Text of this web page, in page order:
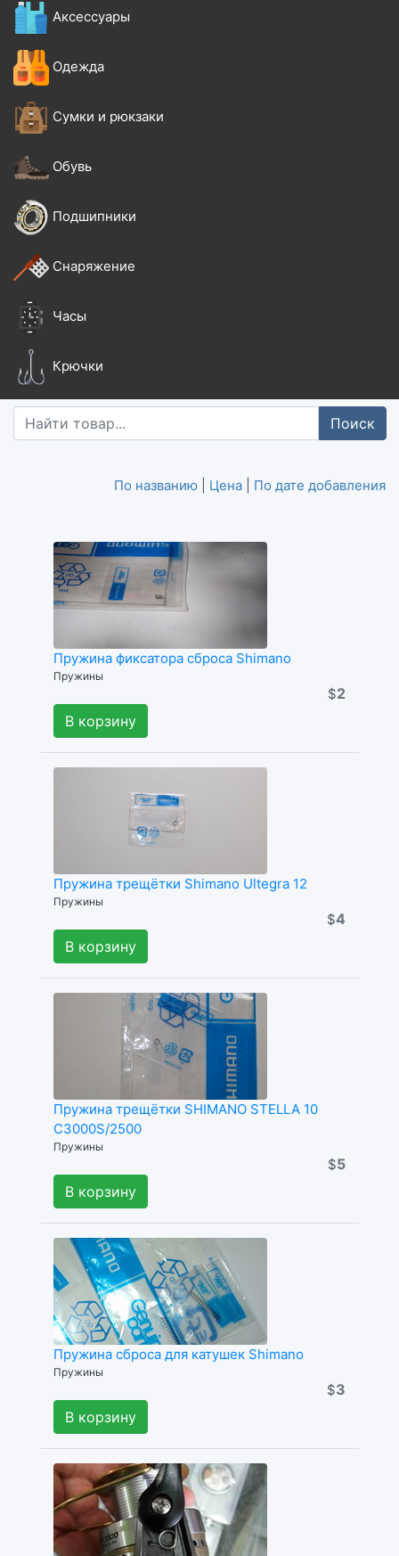
Аксессуары
Одежда
Сумки и рюкзаки
Обувь
Подшипники
Снаряжение
Часы
Крючки
Поиск
По названию Цена По дате добавления
Пружина фиксатора сброса Shimano
Пружины
$2
В корзину
Пружина трещётки Shimano Ultegra 12
Пружины
$4
В корзину
Пружина трещётки SHIMANO STELLA 10
C3000S/2500
Пружины
$5
В корзину
Пружина сброса для катушек Shimano
Пружины
$3
В корзину